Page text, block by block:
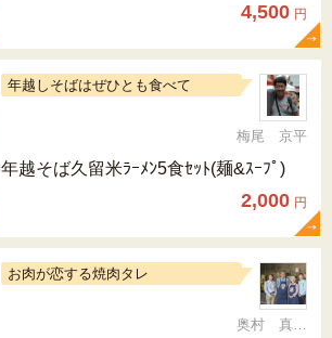
4,500 円
年越しそばはぜひとも食べて
梅尾 京平
年越そば久留米ﾗｰﾒﾝ5食ｾｯﾄ(麺&ｽｰﾌﾟ)
2,000 円
お肉が恋する焼肉タレ
奥村 真（ちか）